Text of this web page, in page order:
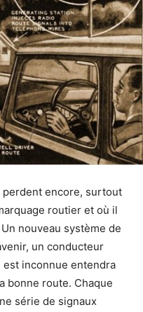
encore, surtout
routier et où il
nouveau système de
un conducteur
inconnue entendra
bonne route. Chaque
série de signaux